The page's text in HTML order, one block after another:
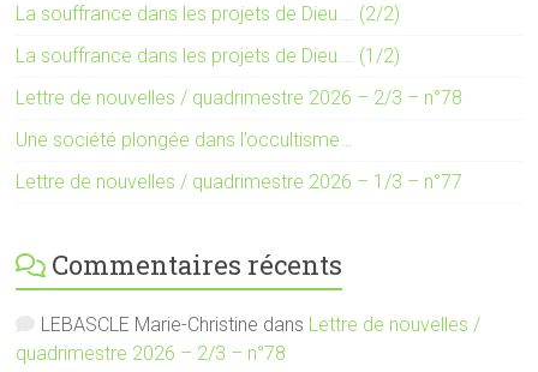
La souffrance dans les projets de Dieu…. (2/2)
La souffrance dans les projets de Dieu…. (1/2)
Lettre de nouvelles / quadrimestre 2026 – 2/3 – n°78
Une société plongée dans l’occultisme…
Lettre de nouvelles / quadrimestre 2026 – 1/3 – n°77
Commentaires récents
LEBASCLE Marie-Christine dans Lettre de nouvelles /
quadrimestre 2026 – 2/3 – n°78